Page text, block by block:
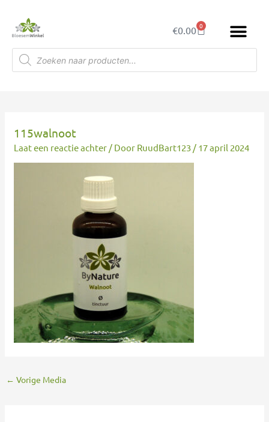
inhoud
€0.00 0
Winkelwagen
Producten
zoeken
115walnoot
Laat een reactie achter / Door RuudBart123 / 17 april 2024
← Vorige Media